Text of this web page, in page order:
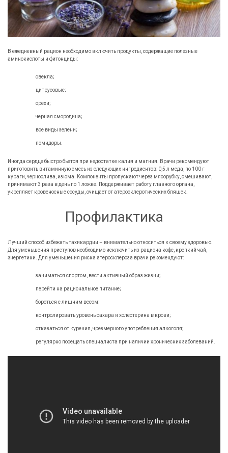
В ежедневный рацион необходимо включить продукты, содержащие полезные
аминокислоты и фитонциды:
свекла;
цитрусовые;
орехи;
черная смородина;
все виды зелени;
помидоры.
Иногда сердце быстро бьется при недостатке калия и магния. Врачи рекомендуют
приготовить витаминную смесь из следующих ингредиентов: 0,5 л меда, по 100 г
кураги, чернослива, изюма. Компоненты пропускают через мясорубку, смешивают,
принимают 3 раза в день по 1 ложке. Поддерживает работу главного органа,
укрепляет кровеносные сосуды, очищает от атеросклеротических бляшек.
Профилактика
Лучший способ избежать тахикардии – внимательно относиться к своему здоровью.
Для уменьшения приступов необходимо исключить из рациона кофе, крепкий чай,
энергетики. Для уменьшения риска атеросклероза врачи рекомендуют:
заниматься спортом, вести активный образ жизни;
перейти на рациональное питание;
бороться с лишним весом;
контролировать уровень сахара и холестерина в крови;
отказаться от курения, чрезмерного употребления алкоголя;
регулярно посещать специалиста при наличии хронических заболеваний.